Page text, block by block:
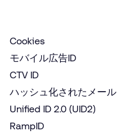
Cookies
モバイル広告ID
CTV ID
ハッシュ化されたメール
Unified ID 2.0 (UID2)
RampID